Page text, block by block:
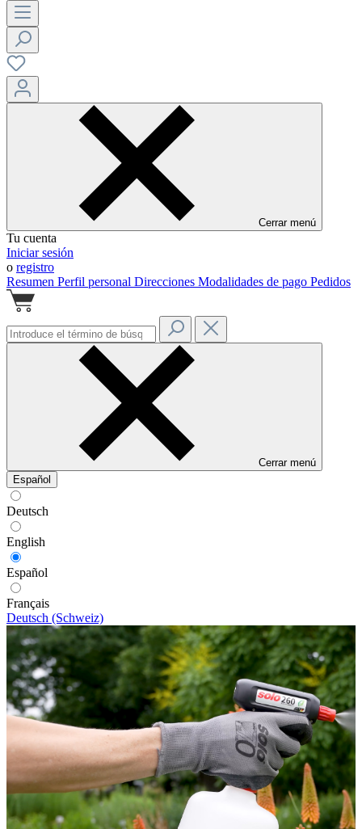
Cerrar menú
Tu cuenta
Iniciar sesión
o registro
Resumen Perfil personal Direcciones Modalidades de pago Pedidos
Cerrar menú
Español
Deutsch
English
Español
Français
Deutsch (Schweiz)